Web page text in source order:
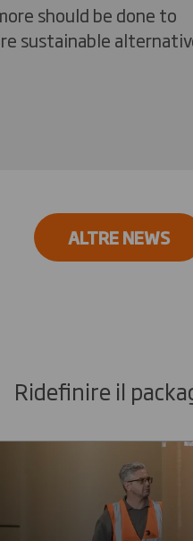
should be done to
sustainable
ALTRE NEWS
Ridefinire il